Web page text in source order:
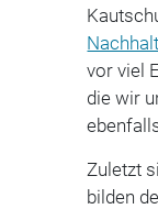
vor viel
die wir
Zuletzt
bilden